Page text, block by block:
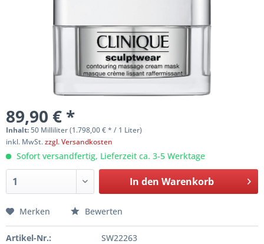
89,90 € *
Inhalt:50 Milliliter (1.798,00 € * / 1 Liter)
inkl. MwSt.zzgl. Versandkosten
Sofort versandfertig, Lieferzeit ca. 3-5 Werktage
In den Warenkorb
Merken Bewerten
Artikel-Nr.: SW22263